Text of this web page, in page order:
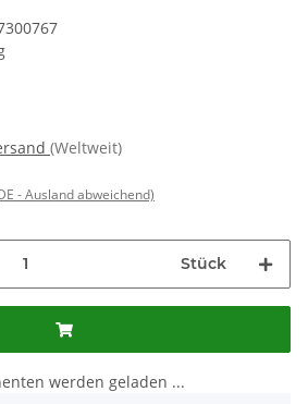
(Weltweit)
- Ausland abweichend)
Stück
werden geladen ...